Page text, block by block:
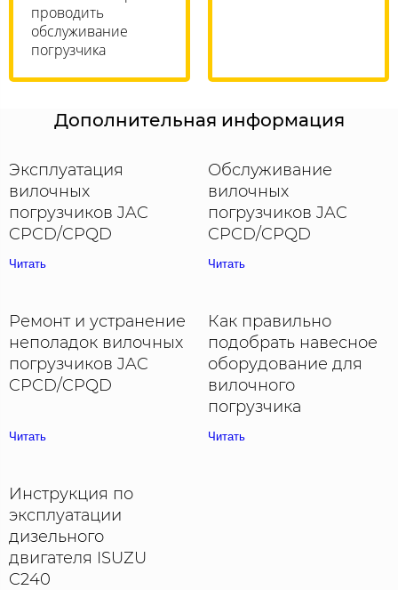
проводить
обслуживание
погрузчика
Дополнительная информация
Эксплуатация
вилочных
погрузчиков JAC
CPCD/CPQD
Читать
Обслуживание
вилочных
погрузчиков JAC
CPCD/CPQD
Читать
Ремонт и устранение
неполадок вилочных
погрузчиков JAC
CPCD/CPQD
Читать
Как правильно
подобрать навесное
оборудование для
вилочного
погрузчика
Читать
Инструкция по
эксплуатации
дизельного
двигателя ISUZU
C240